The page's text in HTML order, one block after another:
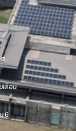
.
เดือน
6